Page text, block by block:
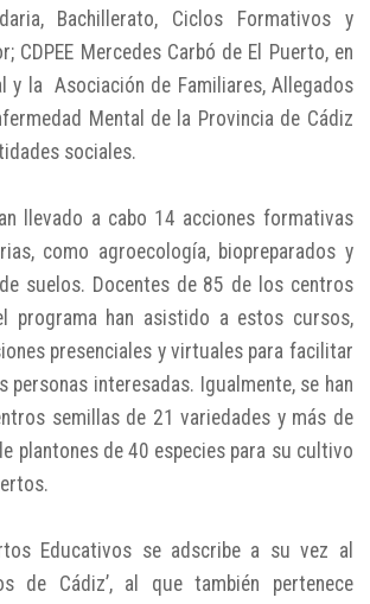
Bachillerato, Ciclos Formativos y
CDPEE Mercedes Carbó de El Puerto, en
y la Asociación de Familiares, Allegados
Mental de la Provincia de Cádiz
sociales.
llevado a cabo 14 acciones formativas
como agroecología, biopreparados y
suelos. Docentes de 85 de los centros
programa han asistido a estos cursos,
presenciales y virtuales para facilitar
personas interesadas. Igualmente, se han
semillas de 21 variedades y más de
plantones de 40 especies para su cultivo
Educativos se adscribe a su vez al
de Cádiz’, al que también pertenece